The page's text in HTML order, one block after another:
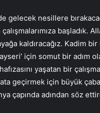
gelecek nesillere
başladık.
kaldıracağız. Kadim
için somut bir adım
yaşatan bir
geçirmek için büyük
çapında adından söz